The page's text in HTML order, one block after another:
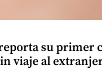
su primer
viaje al